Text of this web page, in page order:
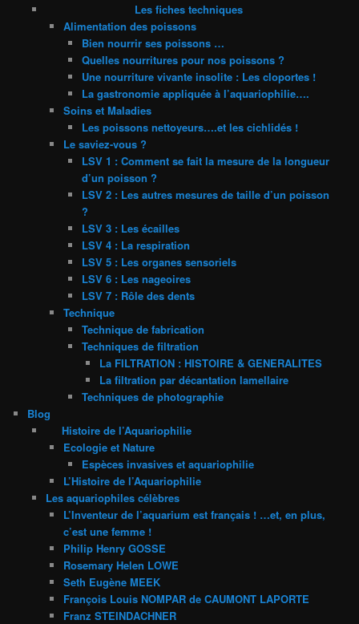
Les fiches techniques
Alimentation des poissons
Bien nourrir ses poissons …
Quelles nourritures pour nos poissons ?
Une nourriture vivante insolite : Les cloportes !
La gastronomie appliquée à l’aquariophilie….
Soins et Maladies
Les poissons nettoyeurs….et les cichlidés !
Le saviez-vous ?
LSV 1 : Comment se fait la mesure de la longueur
d’un poisson ?
LSV 2 : Les autres mesures de taille d’un poisson
?
LSV 3 : Les écailles
LSV 4 : La respiration
LSV 5 : Les organes sensoriels
LSV 6 : Les nageoires
LSV 7 : Rôle des dents
Technique
Technique de fabrication
Techniques de filtration
La FILTRATION : HISTOIRE & GENERALITES
La filtration par décantation lamellaire
Techniques de photographie
Blog
Histoire de l’Aquariophilie
Ecologie et Nature
Espèces invasives et aquariophilie
L’Histoire de l’Aquariophilie
Les aquariophiles célèbres
L’Inventeur de l’aquarium est français ! …et, en plus,
c’est une femme !
Philip Henry GOSSE
Rosemary Helen LOWE
Seth Eugène MEEK
François Louis NOMPAR de CAUMONT LAPORTE
Franz STEINDACHNER